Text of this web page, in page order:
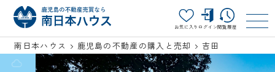
お気に入り ログイン閲覧履歴
南日本ハウス 鹿児島の不動産の購入と売却 吉田